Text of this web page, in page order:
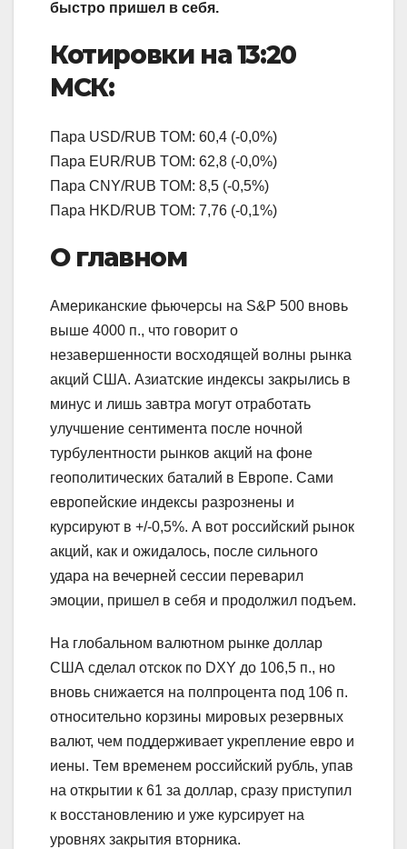
быстро пришел в себя.
Котировки на 13:20
МСК:
Пара USD/RUB TOM: 60,4 (-0,0%)
Пара EUR/RUB TOM: 62,8 (-0,0%)
Пара CNY/RUB TOM: 8,5 (-0,5%)
Пара HKD/RUB TOM: 7,76 (-0,1%)
О главном
Американские фьючерсы на S&P 500 вновь
выше 4000 п., что говорит о
незавершенности восходящей волны рынка
акций США. Азиатские индексы закрылись в
минус и лишь завтра могут отработать
улучшение сентимента после ночной
турбулентности рынков акций на фоне
геополитических баталий в Европе. Сами
европейские индексы разрознены и
курсируют в +/-0,5%. А вот российский рынок
акций, как и ожидалось, после сильного
удара на вечерней сессии переварил
эмоции, пришел в себя и продолжил подъем.
На глобальном валютном рынке доллар
США сделал отскок по DXY до 106,5 п., но
вновь снижается на полпроцента под 106 п.
относительно корзины мировых резервных
валют, чем поддерживает укрепление евро и
иены. Тем временем российский рубль, упав
на открытии к 61 за доллар, сразу приступил
к восстановлению и уже курсирует на
уровнях закрытия вторника.